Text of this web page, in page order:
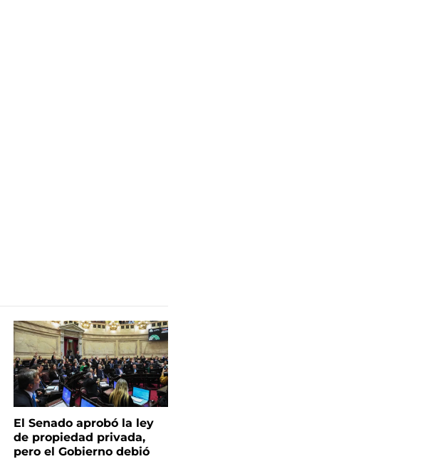
El Senado aprobó la ley
de propiedad privada,
pero el Gobierno debió